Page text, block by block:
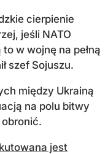
cierpienie
jeśli NATO
w wojnę na pełną
szef Sojuszu.
między Ukrainą
na polu bitwy
jest